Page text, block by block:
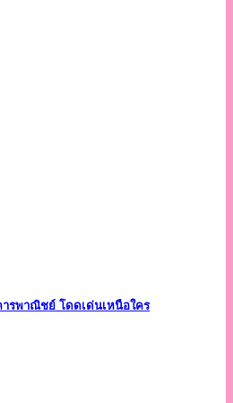
รพาณิชย์ โดดเด่นเหนือใคร